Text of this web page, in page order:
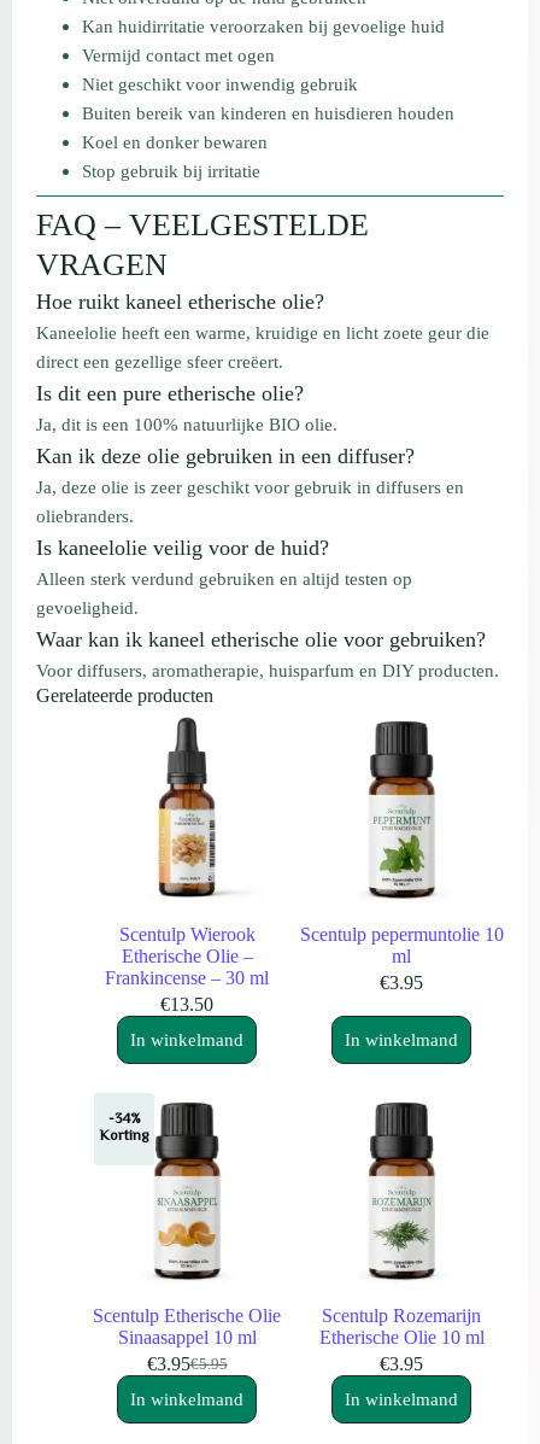
Kan huidirritatie veroorzaken bij gevoelige huid
Vermijd contact met ogen
Niet geschikt voor inwendig gebruik
Buiten bereik van kinderen en huisdieren houden
Koel en donker bewaren
Stop gebruik bij irritatie
FAQ – VEELGESTELDE
VRAGEN
Hoe ruikt kaneel etherische olie?
Kaneelolie heeft een warme, kruidige en licht zoete geur die
direct een gezellige sfeer creëert.
Is dit een pure etherische olie?
Ja, dit is een 100% natuurlijke BIO olie.
Kan ik deze olie gebruiken in een diffuser?
Ja, deze olie is zeer geschikt voor gebruik in diffusers en
oliebranders.
Is kaneelolie veilig voor de huid?
Alleen sterk verdund gebruiken en altijd testen op
gevoeligheid.
Waar kan ik kaneel etherische olie voor gebruiken?
Voor diffusers, aromatherapie, huisparfum en DIY producten.
Gerelateerde producten
Scentulp Wierook
Etherische Olie –
Frankincense – 30 ml
€13.50
In winkelmand
Scentulp pepermuntolie 10
ml
€3.95
In winkelmand
-34%
Korting
Scentulp Etherische Olie
Sinaasappel 10 ml
€5.95
Oorspronkelijke
prijs
€3.95Huidige
prijs
In winkelmand
Scentulp Rozemarijn
Etherische Olie 10 ml
€3.95
In winkelmand